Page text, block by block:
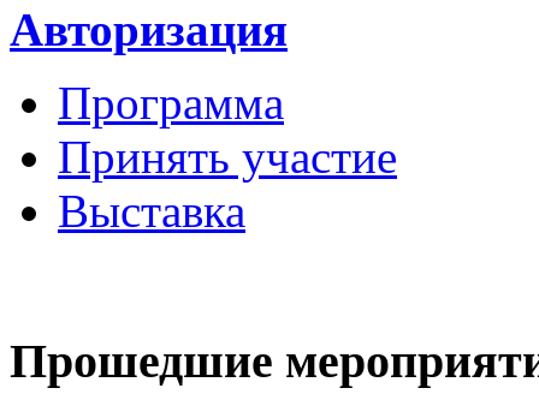
Авторизация
Программа
Принять участие
Выставка
Прошедшие